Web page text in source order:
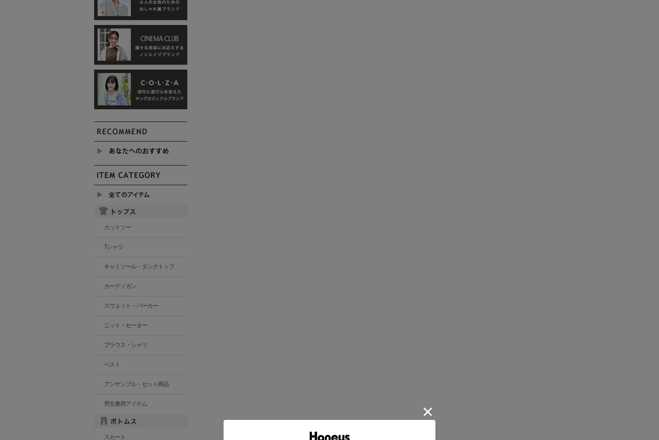
カットソー
Tシャツ
キャミソール・タンクトップ
カーディガン
スウェット・パーカー
ニット・セーター
ブラウス・シャツ
ベスト
アンサンブル・セット商品
男女兼用アイテム
スカート